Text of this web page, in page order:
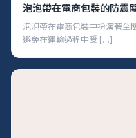
泡泡帶在電商包裝的防震
泡泡帶在電商包裝中扮演著至
避免在運輸過程中受 […]